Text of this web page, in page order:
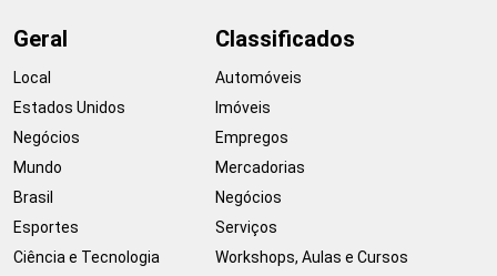
Geral
Local
Estados Unidos
Negócios
Mundo
Brasil
Esportes
Ciência e Tecnologia
Classificados
Automóveis
Imóveis
Empregos
Mercadorias
Negócios
Serviços
Workshops, Aulas e Cursos